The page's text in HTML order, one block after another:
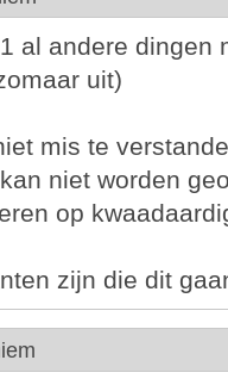
al andere dingen
uit)
mis te
niet worden
op
zijn die dit